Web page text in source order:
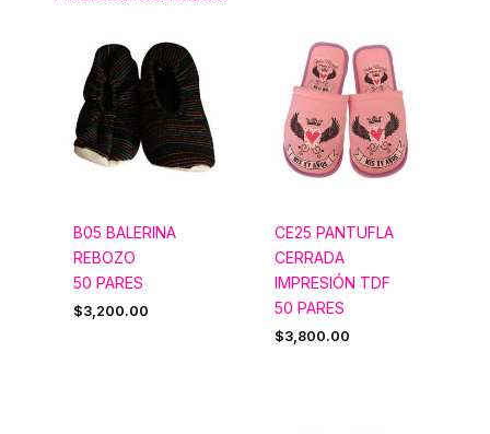
B05 BALERINA
REBOZO
50 PARES
$3,200.00
CE25 PANTUFLA
CERRADA
IMPRESIÓN TDF
50 PARES
$3,800.00